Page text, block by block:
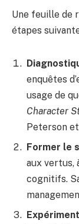
Une feuille de
étapes
enquêtes
usage de
Character
Peterson
Former le
aux vertus,
cognitifs.